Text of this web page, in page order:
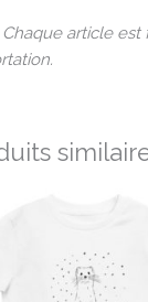
Chaque article est